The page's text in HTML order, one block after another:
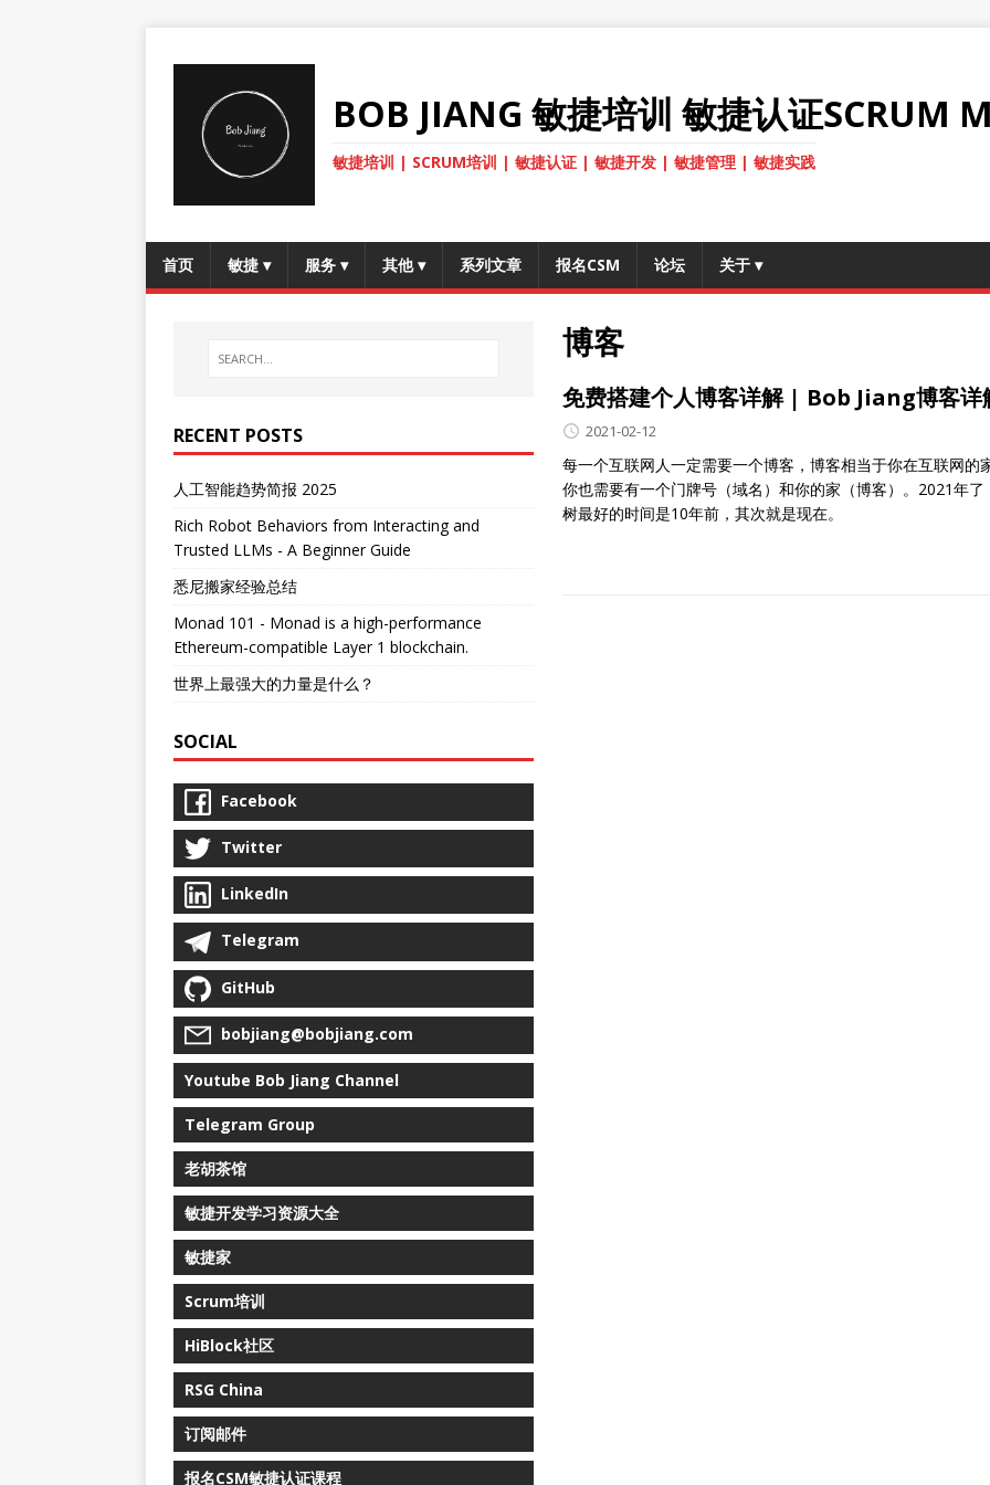
BOB JIANG 敏捷培训 敏捷认证SCRUM
敏捷培训 | SCRUM培训 | 敏捷认证 | 敏捷开发 | 敏捷管理 | 敏捷实践
首页 敏捷 ▾ 服务 ▾ 其他 ▾ 系列文章 报名CSM 论坛 关于 ▾
博客
免费搭建个人博客详解 | Bob Jiang博客详
2021-02-12
每一个互联网人一定需要一个博客，博客相当于你在互联网的
你也需要有一个门牌号（域名）和你的家（博客）。2021年
树最好的时间是10年前，其次就是现在。
RECENT POSTS
人工智能趋势简报 2025
Rich Robot Behaviors from Interacting and
Trusted LLMs - A Beginner Guide
悉尼搬家经验总结
Monad 101 - Monad is a high-performance
Ethereum-compatible Layer 1 blockchain.
世界上最强大的力量是什么？
SOCIAL
Facebook
Twitter
LinkedIn
Telegram
GitHub
bobjiang@bobjiang.com
Youtube Bob Jiang Channel
Telegram Group
老胡茶馆
敏捷开发学习资源大全
敏捷家
Scrum培训
HiBlock社区
RSG China
订阅邮件
报名CSM敏捷认证课程